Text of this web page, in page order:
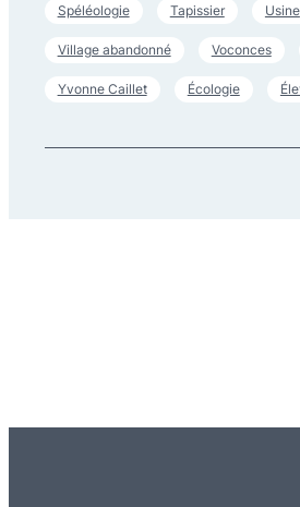
Spéléologie Tapissier Usine
Village abandonné Voconces
Yvonne Caillet Écologie